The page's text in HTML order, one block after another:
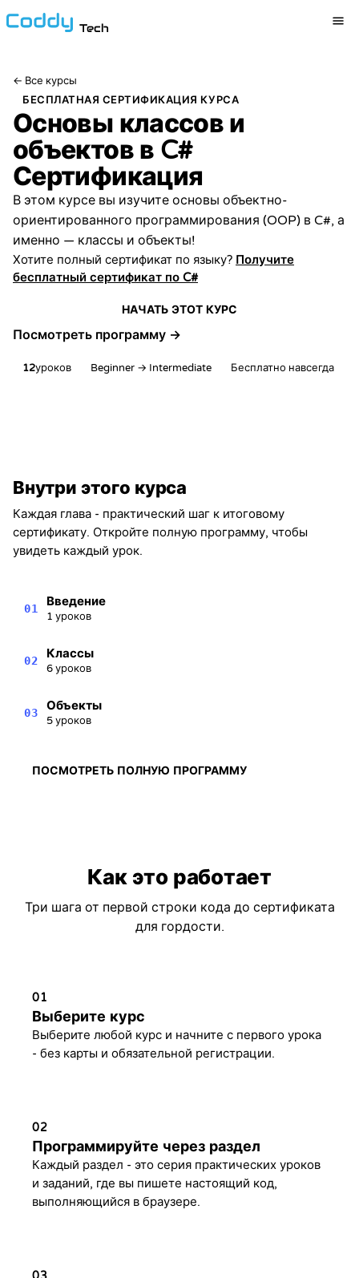
Tech
← Все курсы
БЕСПЛАТНАЯ СЕРТИФИКАЦИЯ КУРСА
Основы классов и
объектов в C#
Сертификация
В этом курсе вы изучите основы объектно-
ориентированного программирования (OOP) в C#, а
именно — классы и объекты!
Хотите полный сертификат по языку? Получите
бесплатный сертификат по C#
НАЧАТЬ ЭТОТ КУРС
Посмотреть программу →
12уроков Beginner → Intermediate Бесплатно навсегда
Основы классов и объектов в C#
Kevin
Spektor, CTO
8/10/2026
Дата
Внутри этого курса
Каждая глава - практический шаг к итоговому
сертификату. Откройте полную программу, чтобы
увидеть каждый урок.
01
Введение
1 уроков
02
Классы
6 уроков
03
Объекты
5 уроков
ПОСМОТРЕТЬ ПОЛНУЮ ПРОГРАММУ
Как это работает
Три шага от первой строки кода до сертификата
для гордости.
01
Выберите курс
Выберите любой курс и начните с первого урока
- без карты и обязательной регистрации.
02
Программируйте через раздел
Каждый раздел - это серия практических уроков
и заданий, где вы пишете настоящий код,
выполняющийся в браузере.